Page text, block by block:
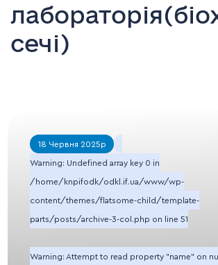
сечі)
18 Червня 2025р
Warning: Undefined array key 0 in
/home/knpifodk/odkl.if.ua/www/wp-
content/themes/flatsome-child/template-
parts/posts/archive-3-col.php on line 51
Warning: Attempt to read property "name" on